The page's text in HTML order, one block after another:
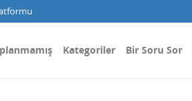
Kategoriler Bir Soru Sor